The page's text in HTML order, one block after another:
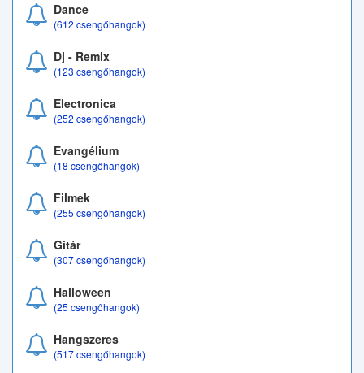
Dance
(612 csengőhangok)
Dj - Remix
(123 csengőhangok)
Electronica
(252 csengőhangok)
Evangélium
(18 csengőhangok)
Filmek
(255 csengőhangok)
Gitár
(307 csengőhangok)
Halloween
(25 csengőhangok)
Hangszeres
(517 csengőhangok)